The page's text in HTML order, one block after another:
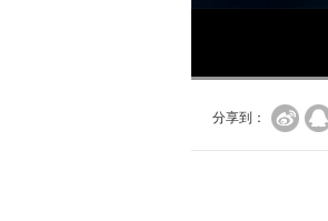
分享到：